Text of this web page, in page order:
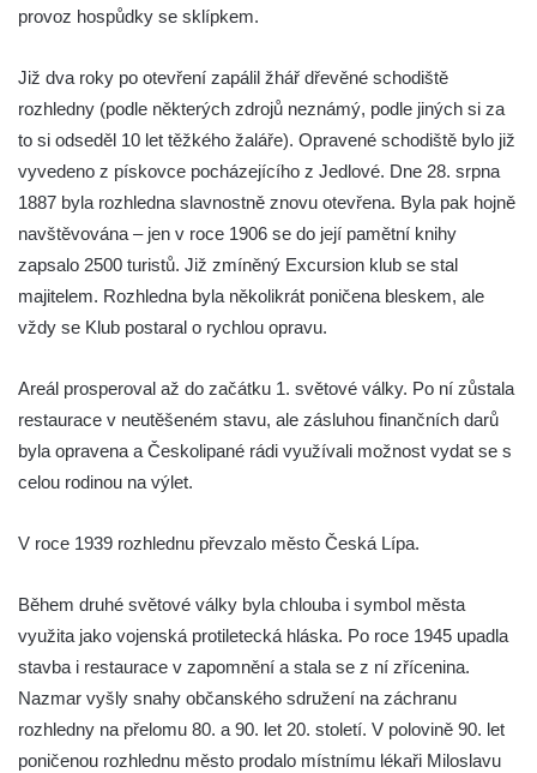
Vyhlídková věž archeoparku Na Jánu u
Vyhlídka Supí vrch
Vyhlídka Pod Schillerovou výšinou v
Krupce
Vyhlídka u kaple v Jirchářích na Doksanské
Vyhlídka Harrachova skála
Rozhledna Stradonka
Vyhlídka Korzovka pod Hvozdem
Vyhlídka Taubenstein nad Křinicí u
Vyhlídka Grenzplatte u Ostrovských skal
Cunnersdorfu
Vyhlídka na západním okraji Slánské hory
ve Slaném
Labská vyhlídka v Hřensku
Vyhlídka pod Zlatým vrchem u Bečova nad
provoz hospůdky se sklípkem.
Již dva roky po otevření zapálil žhář dřevěné schodiště
rozhledny (podle některých zdrojů neznámý, podle jiných si za
to si odseděl 10 let těžkého žaláře). Opravené schodiště bylo již
vyvedeno z pískovce pocházejícího z Jedlové. Dne 28. srpna
1887 byla rozhledna slavnostně znovu otevřena. Byla pak hojně
navštěvována – jen v roce 1906 se do její pamětní knihy
zapsalo 2500 turistů. Již zmíněný Excursion klub se stal
majitelem. Rozhledna byla několikrát poničena bleskem, ale
vždy se Klub postaral o rychlou opravu.
Areál prosperoval až do začátku 1. světové války. Po ní zůstala
restaurace v neutěšeném stavu, ale zásluhou finančních darů
byla opravena a Českolipané rádi využívali možnost vydat se s
celou rodinou na výlet.
V roce 1939 rozhlednu převzalo město Česká Lípa.
Během druhé světové války byla chlouba i symbol města
využita jako vojenská protiletecká hláska. Po roce 1945 upadla
stavba i restaurace v zapomnění a stala se z ní zřícenina.
Nazmar vyšly snahy občanského sdružení na záchranu
rozhledny na přelomu 80. a 90. let 20. století. V polovině 90. let
poničenou rozhlednu město prodalo místnímu lékaři Miloslavu